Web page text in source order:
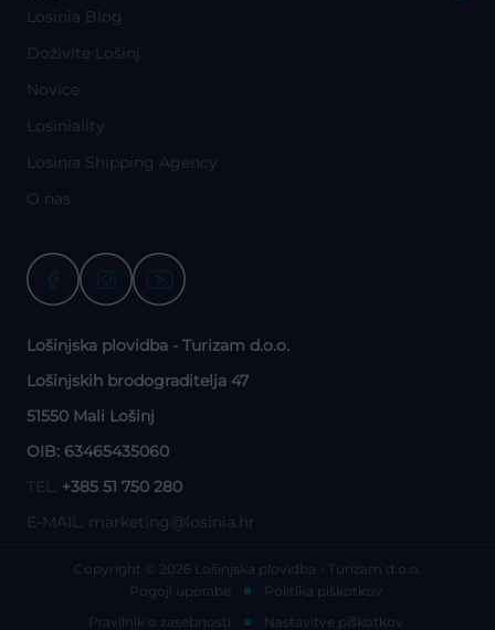
Losinia Blog
Doživite Lošinj
Novice
Losiniality
Losinia Shipping Agency
O nas
Lošinjska plovidba - Turizam d.o.o.
Lošinjskih brodograditelja 47
51550 Mali Lošinj
OIB: 63465435060
TEL: +385 51 750 280
E-MAIL: marketing@losinia.hr
Copyright © 2026 Lošinjska plovidba - Turizam d.o.o.
Pogoji uporabe
Politika piškotkov
Pravilnik o zasebnosti
Nastavitve piškotkov